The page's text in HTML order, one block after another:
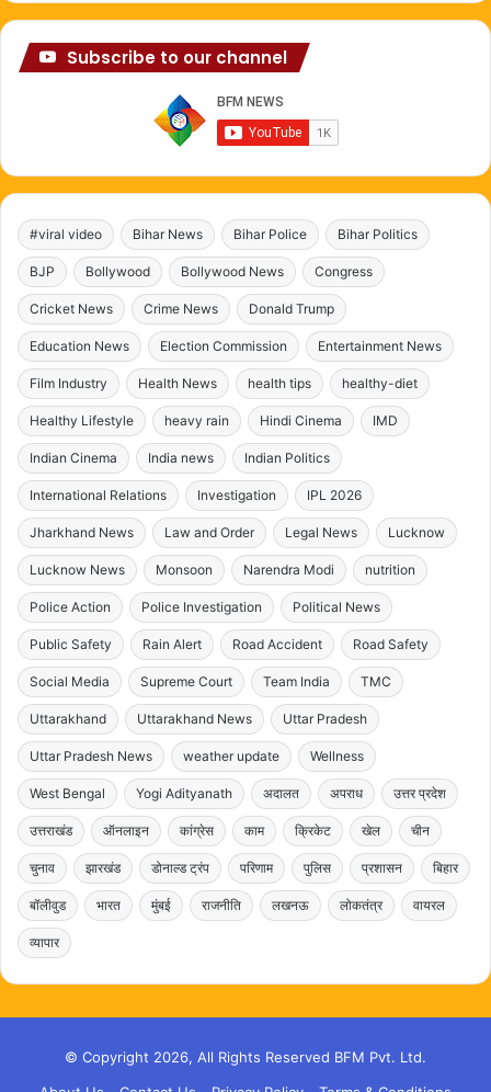
Subscribe to our channel
#viral video Bihar News Bihar Police Bihar Politics
BJP Bollywood Bollywood News Congress
Cricket News Crime News Donald Trump
Education News Election Commission Entertainment News
Film Industry Health News health tips healthy-diet
Healthy Lifestyle heavy rain Hindi Cinema IMD
Indian Cinema India news Indian Politics
International Relations Investigation IPL 2026
Jharkhand News Law and Order Legal News Lucknow
Lucknow News Monsoon Narendra Modi nutrition
Police Action Police Investigation Political News
Public Safety Rain Alert Road Accident Road Safety
Social Media Supreme Court Team India TMC
Uttarakhand Uttarakhand News Uttar Pradesh
Uttar Pradesh News weather update Wellness
West Bengal Yogi Adityanath अदालत अपराध उत्तर प्रदेश
उत्तराखंड ऑनलाइन कांग्रेस काम क्रिकेट खेल चीन
चुनाव झारखंड डोनाल्ड ट्रंप परिणाम पुलिस प्रशासन बिहार
बॉलीवुड भारत मुंबई राजनीति लखनऊ लोकतंत्र वायरल
व्यापार
© Copyright 2026, All Rights Reserved BFM Pvt. Ltd.